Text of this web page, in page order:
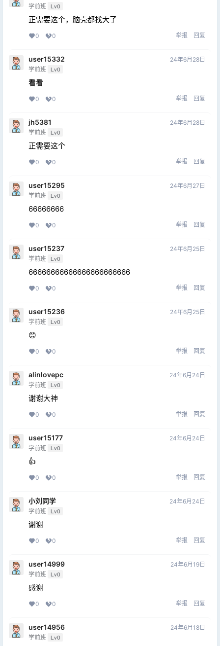
学前班 Lv0
正需要这个，脑壳都找大了
0 0 举报 回复
user15332
学前班 Lv0
24年6月28日
看看
0 0 举报 回复
jh5381
学前班 Lv0
24年6月28日
正需要这个
0 0 举报 回复
user15295
学前班 Lv0
24年6月27日
66666666
0 0 举报 回复
user15237
学前班 Lv0
24年6月25日
66666666666666666666666
0 0 举报 回复
user15236
学前班 Lv0
24年6月25日
😊
0 0 举报 回复
alinlovepc
学前班 Lv0
24年6月24日
谢谢大神
0 0 举报 回复
user15177
学前班 Lv0
24年6月24日
👍
0 0 举报 回复
小刘同学
学前班 Lv0
24年6月24日
谢谢
0 0 举报 回复
user14999
学前班 Lv0
24年6月19日
感谢
0 0 举报 回复
user14956
学前班 Lv0
24年6月18日